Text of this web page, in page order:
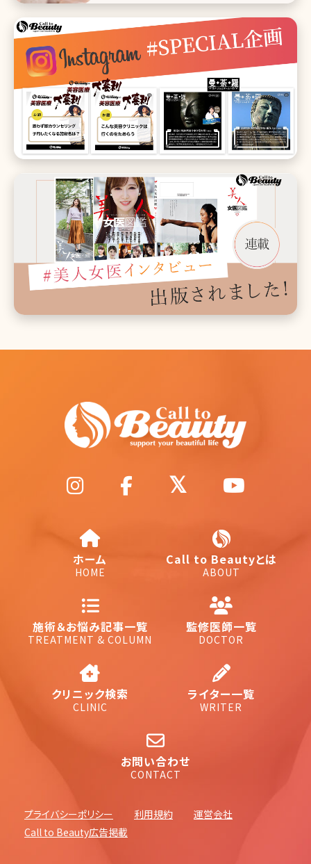
ホーム
HOME
Call to Beautyとは
ABOUT
施術＆お悩み記事一覧
TREATMENT & COLUMN
監修医師一覧
DOCTOR
クリニック検索
CLINIC
ライター一覧
WRITER
お問い合わせ
CONTACT
プライバシーポリシー 利用規約
運営会社
Call to Beauty広告掲載